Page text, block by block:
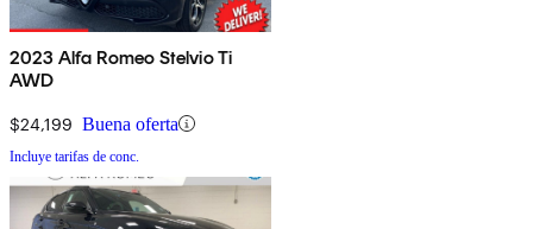
2023 Alfa Romeo Stelvio Ti
AWD
$24,199 Buena oferta
Incluye tarifas de conc.